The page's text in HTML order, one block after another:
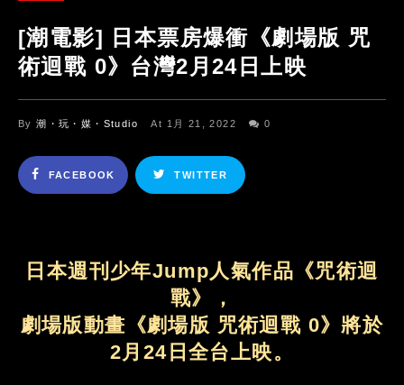
[潮電影] 日本票房爆衝《劇場版 咒
術迴戰 0》台灣2月24日上映
By潮・玩・媒・Studio At 1月 21, 2022 0
FACEBOOK TWITTER
日本週刊少年Jump人氣作品《咒術迴
戰》，
劇場版動畫《劇場版 咒術迴戰 0》將於
2月24日全台上映。